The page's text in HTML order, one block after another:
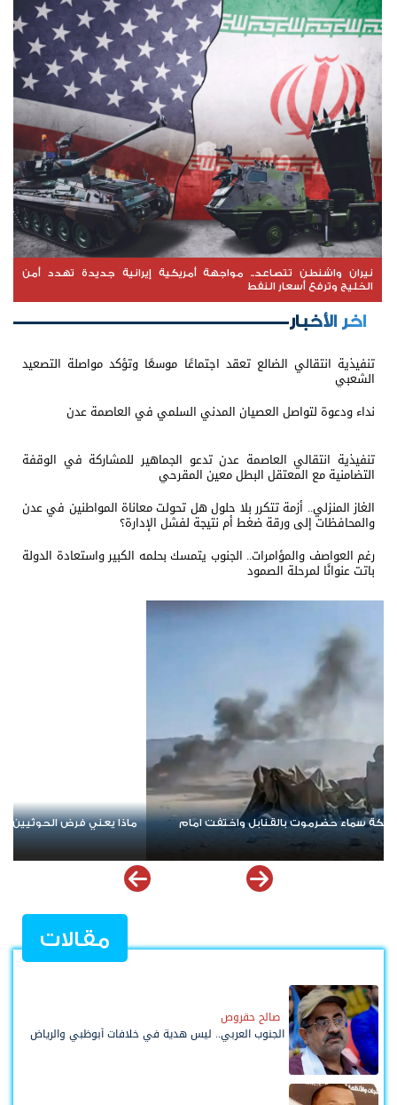
نيران واشنطن تتصاعد.. مواجهة أمريكية إيرانية جديدة تهدد أمن
الخليج وترفع أسعار النفط
اخر الأخبار
تنفيذية انتقالي الضالع تعقد اجتماعًا موسعًا وتؤكد مواصلة التصعيد
الشعبي
نداء ودعوة لتواصل العصيان المدني السلمي في العاصمة عدن
تنفيذية انتقالي العاصمة عدن تدعو الجماهير للمشاركة في الوقفة
التضامنية مع المعتقل البطل معين المقرحي
الغاز المنزلي.. أزمة تتكرر بلا حلول هل تحولت معاناة المواطنين في عدن
والمحافظات إلى ورقة ضغط أم نتيجة لفشل الإدارة؟
رغم العواصف والمؤامرات.. الجنوب يتمسك بحلمه الكبير واستعادة الدولة
باتت عنوانًا لمرحلة الصمود
نيران واشنطن تتصاعد.. مواجهة أمريكية إيرانية
وترفع أسعار النفط
مقالات
صالح حقروص
الجنوب العربي.. ليس هدية في خلافات أبوظبي والرياض